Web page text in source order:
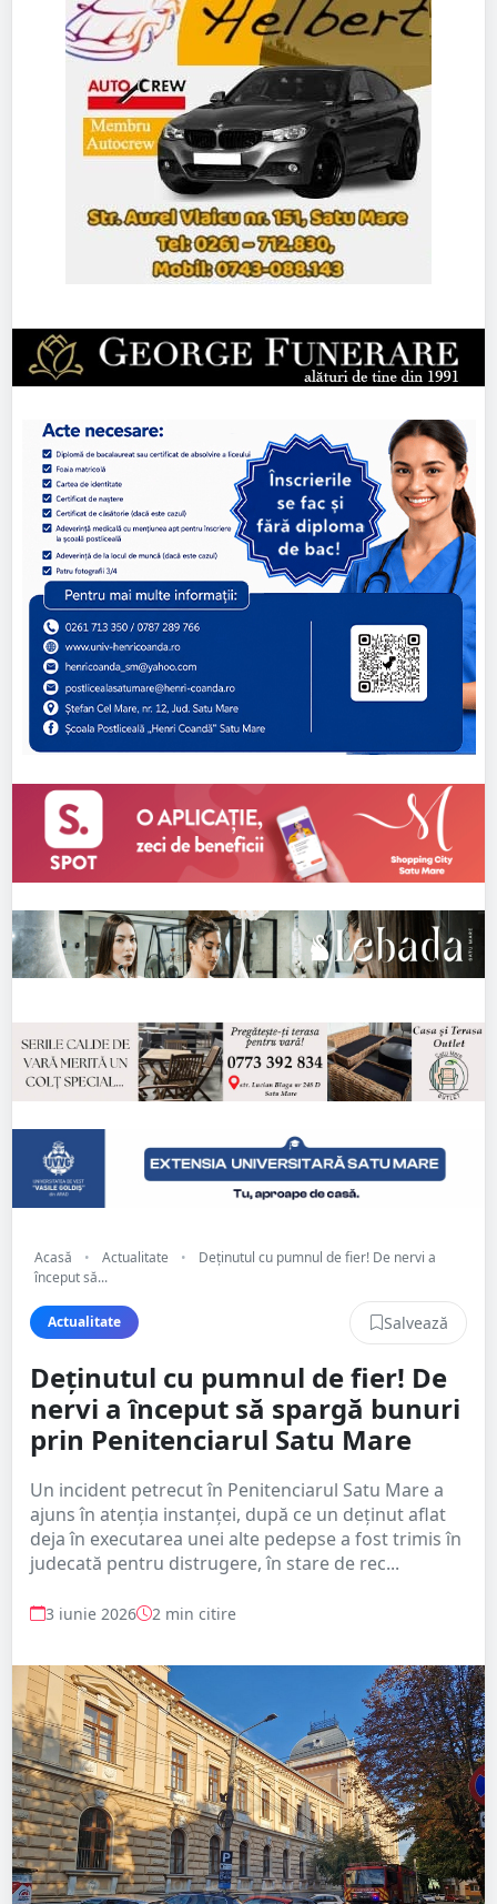
Acasă • Actualitate •
Deținutul cu pumnul de fier! De nervi a
început să...
Actualitate Salvează
Deținutul cu pumnul de fier! De
nervi a început să spargă bunuri
prin Penitenciarul Satu Mare
Un incident petrecut în Penitenciarul Satu Mare a
ajuns în atenția instanței, după ce un deținut aflat
deja în executarea unei alte pedepse a fost trimis în
judecată pentru distrugere, în stare de rec...
3 iunie 2026 2 min citire